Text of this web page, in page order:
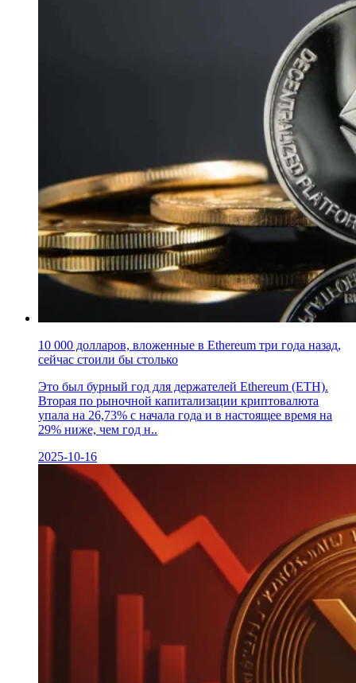
10 000 долларов, вложенные в Ethereum три года назад,
сейчас стоили бы столько
Это был бурный год для держателей Ethereum (ETH).
Вторая по рыночной капитализации криптовалюта
упала на 26,73% с начала года и в настоящее время на
29% ниже, чем год н..
2025-10-16